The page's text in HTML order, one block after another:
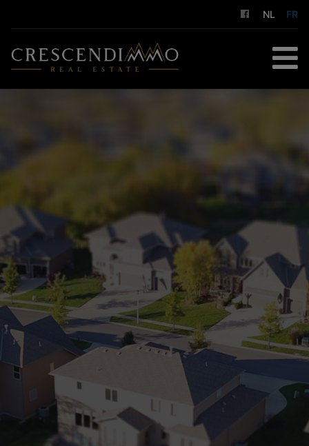
NL FR
NOS SERVICES
A PROPOS DE NOUS
CONTACT
ESTIMATION GRATUITE
+32 (0) 2 660 50 50
Bruxelles Sud
Sambreville